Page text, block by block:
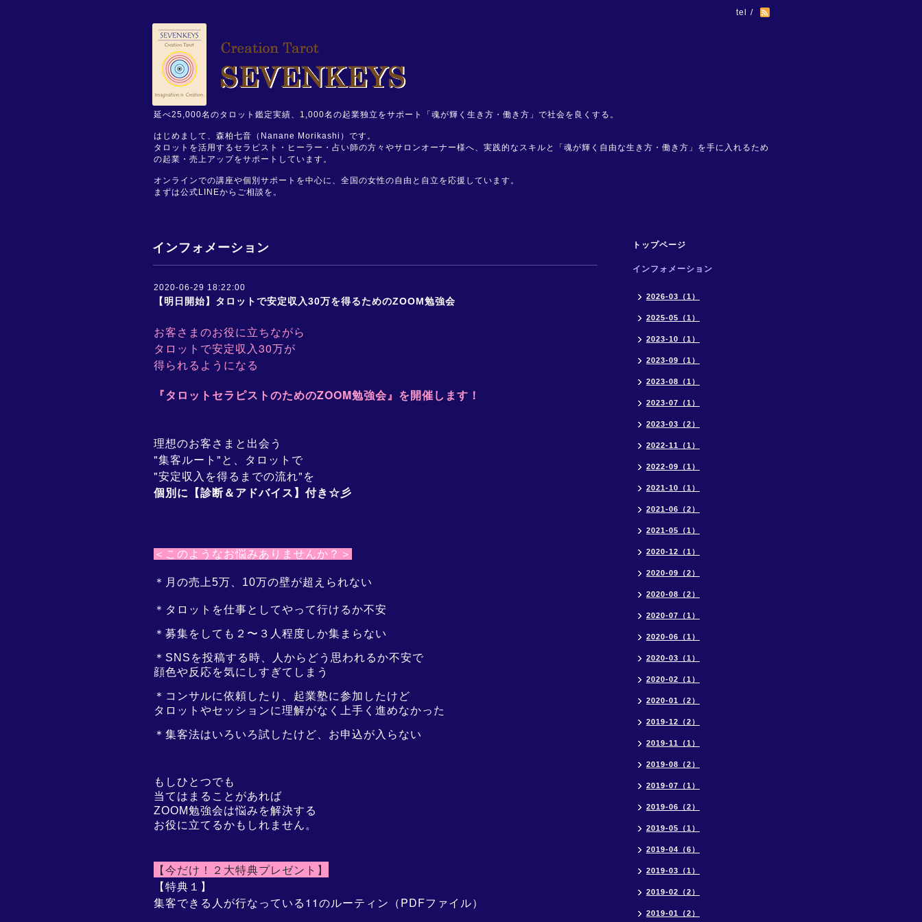
tel /
延べ25,000名のタロット鑑定実績、1,000名の起業独立をサポート「魂が輝く生き方・働き方」で社会を良くする。
はじめまして、森柏七音（Nanane Morikashi）です。
タロットを活用するセラピスト・ヒーラー・占い師の方々やサロンオーナー様へ、実践的なスキルと「魂が輝く自由な生き方・働き方」を手に入れるため
の起業・売上アップをサポートしています。
オンラインでの講座や個別サポートを中心に、全国の女性の自由と自立を応援しています。
まずは公式LINEからご相談を。
インフォメーション
2020-06-29 18:22:00
【明日開始】タロットで安定収入30万を得るためのZOOM勉強会
お客さまのお役に立ちながら
タロットで安定収入30万が
得られるようになる
『タロットセラピストのためのZOOM勉強会』を開催します！
理想のお客さまと出会う
"集客ルート"と、タロットで
"安定収入を得るまでの流れ"を
個別に【診断＆アドバイス】付き☆彡
＜このようなお悩みありませんか？＞
＊月の売上5万、10万の壁が超えられない
＊タロットを仕事としてやって行けるか不安
＊募集をしても２〜３人程度しか集まらない
＊SNSを投稿する時、人からどう思われるか不安で
顔色や反応を気にしすぎてしまう
＊コンサルに依頼したり、起業塾に参加したけど
タロットやセッションに理解がなく上手く進めなかった
＊集客法はいろいろ試したけど、お申込が入らない
もしひとつでも
当てはまることがあれば
ZOOM勉強会は悩みを解決する
お役に立てるかもしれません。
【今だけ！２大特典プレゼント】
【特典１】
集客できる人が行なっている11のルーティン（PDFファイル）
トップページ
インフォメーション
2026-03（1）
2025-05（1）
2023-10（1）
2023-09（1）
2023-08（1）
2023-07（1）
2023-03（2）
2022-11（1）
2022-09（1）
2021-10（1）
2021-06（2）
2021-05（1）
2020-12（1）
2020-09（2）
2020-08（2）
2020-07（1）
2020-06（1）
2020-03（1）
2020-02（1）
2020-01（2）
2019-12（2）
2019-11（1）
2019-08（2）
2019-07（1）
2019-06（2）
2019-05（1）
2019-04（6）
2019-03（1）
2019-02（2）
2019-01（2）